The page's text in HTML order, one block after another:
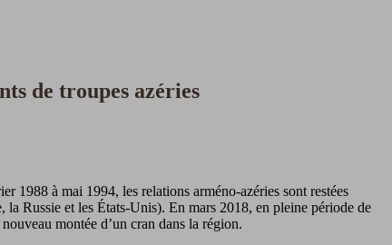
de troupes azéries
1988 à mai 1994, les relations arméno-azéries sont restées
la Russie et les États-Unis). En mars 2018, en pleine période de
montée d’un cran dans la région.